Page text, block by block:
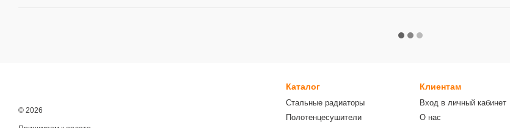
© 2026
Каталог
Стальные радиаторы
Полотенцесушители
Клиентам
Вход в личный кабинет
О нас